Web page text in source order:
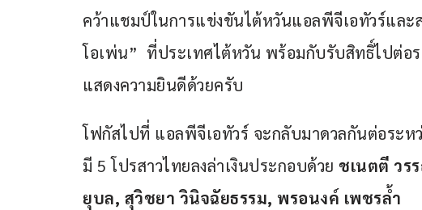
คว้าแชมป์ในการแข่งขันไต้หวันแอลพีจีเอทัวร์แล
โอเพ่น”  ที่ประเทศไต้หวัน พร้อมกับรับสิทธิ์ไปต่อร
แสดงความยินดีด้วยครับ
โฟกัสไปที่ แอลพีจีเอทัวร์ จะกลับมาดวลกันต่อระห
มี 5 โปรสาวไทยลงล่าเงินประกอบด้วย ชเนตตี วร
ยุบล, สุวิชยา วินิจฉัยธรรม, พรอนงค์ เพชรล้ำ